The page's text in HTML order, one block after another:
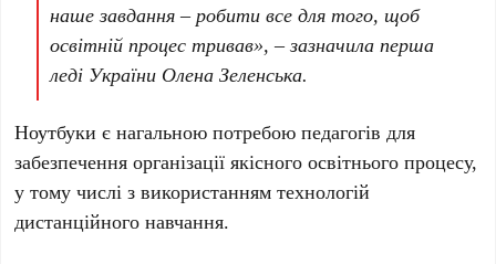
наше завдання – робити все для того, щоб
освітній процес тривав», – зазначила перша
леді України Олена Зеленська.
Ноутбуки є нагальною потребою педагогів для
забезпечення організації якісного освітнього процесу,
у тому числі з використанням технологій
дистанційного навчання.